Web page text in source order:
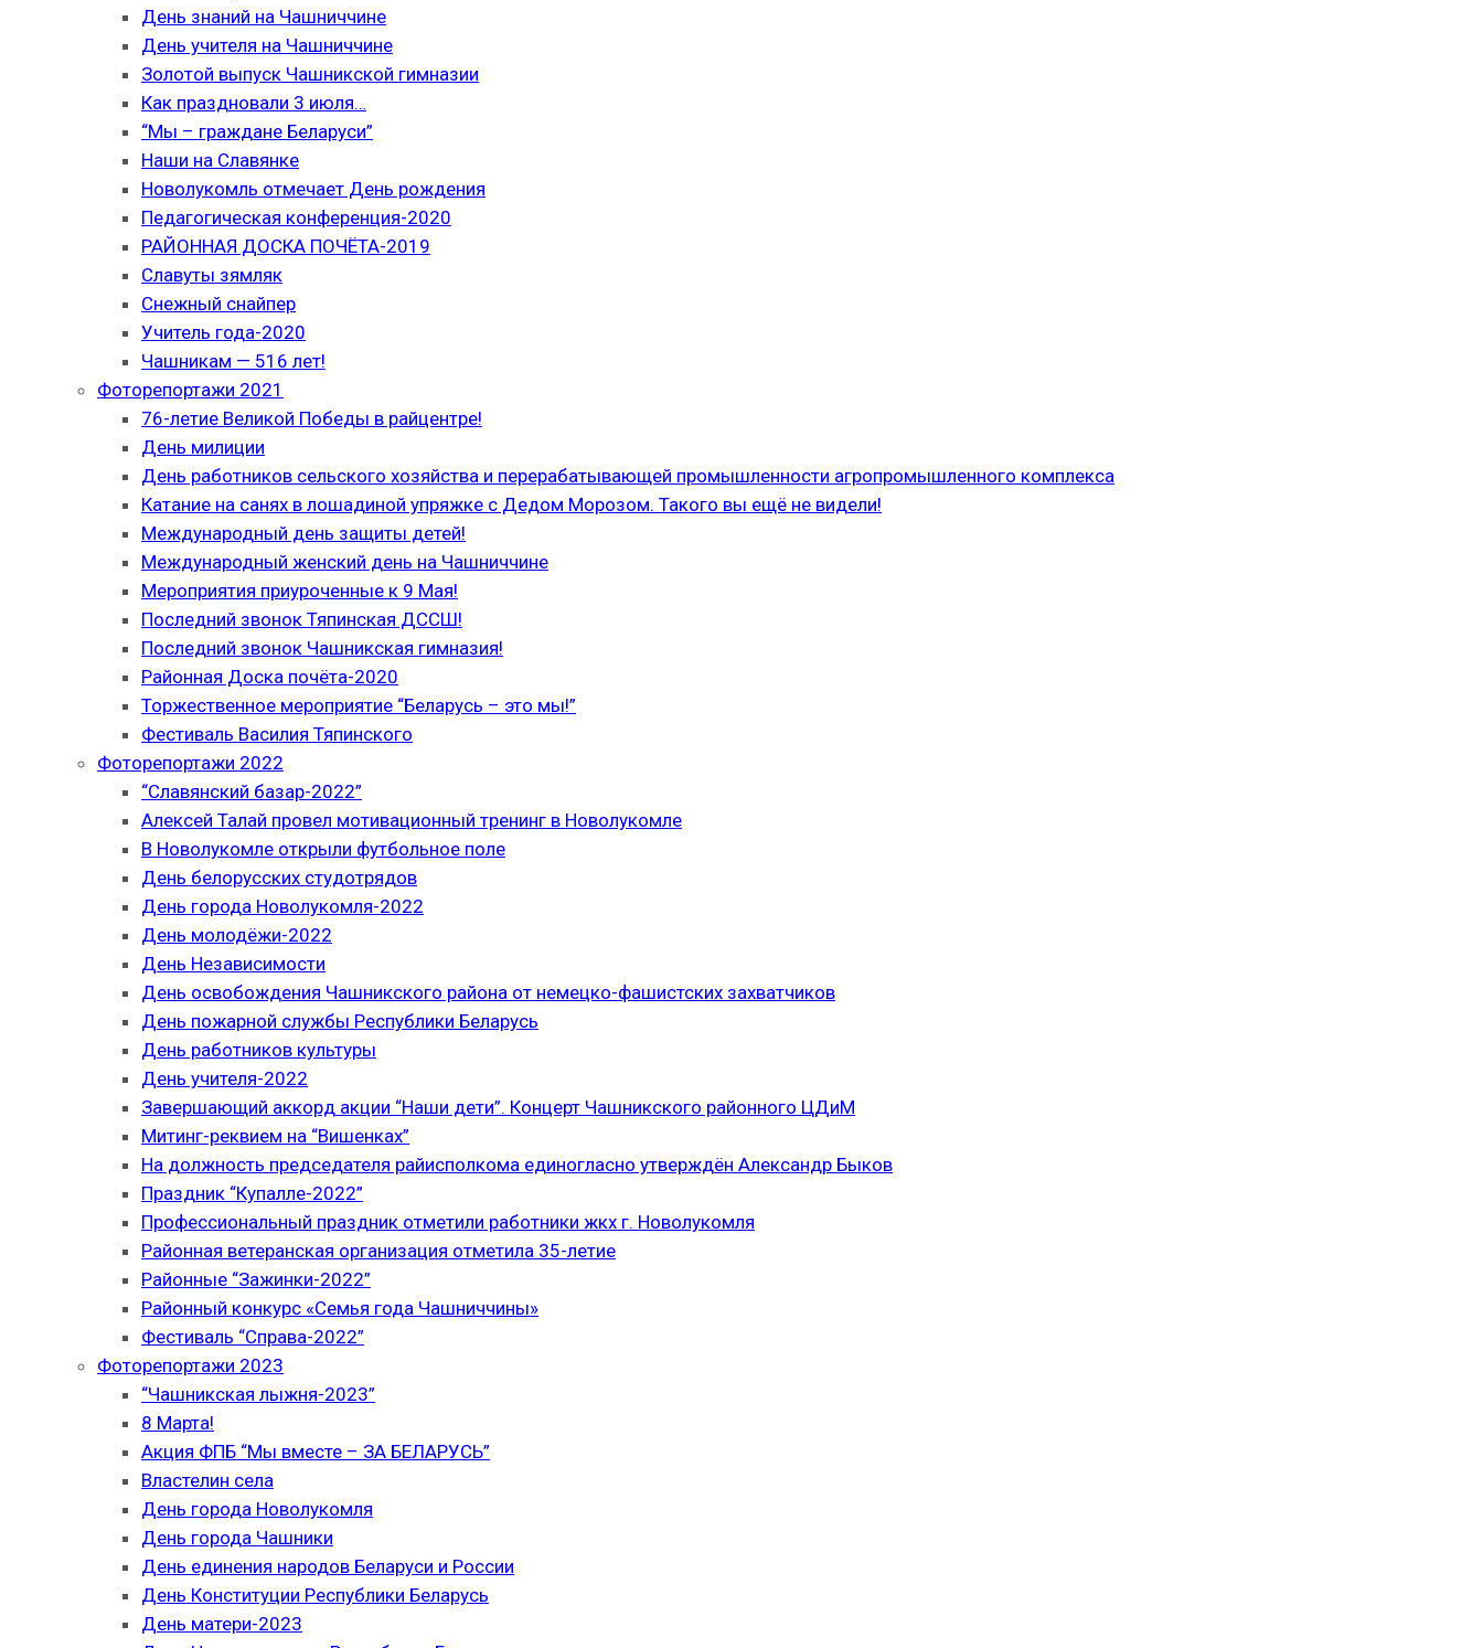
День знаний на Чашниччине
День учителя на Чашниччине
Золотой выпуск Чашникской гимназии
Как праздновали 3 июля…
“Мы – граждане Беларуси”
Наши на Славянке
Новолукомль отмечает День рождения
Педагогическая конференция-2020
РАЙОННАЯ ДОСКА ПОЧЁТА-2019
Славуты зямляк
Снежный снайпер
Учитель года-2020
Чашникам — 516 лет!
Фоторепортажи 2021
76-летие Великой Победы в райцентре!
День милиции
День работников сельского хозяйства и перерабатывающей промышленности агропромышленного комплекса
Катание на санях в лошадиной упряжке с Дедом Морозом. Такого вы ещё не видели!
Международный день защиты детей!
Международный женский день на Чашниччине
Мероприятия приуроченные к 9 Мая!
Последний звонок Тяпинская ДССШ!
Последний звонок Чашникская гимназия!
Районная Доска почёта-2020
Торжественное мероприятие “Беларусь – это мы!”
Фестиваль Василия Тяпинского
Фоторепортажи 2022
“Славянский базар-2022”
Алексей Талай провел мотивационный тренинг в Новолукомле
В Новолукомле открыли футбольное поле
День белорусских студотрядов
День города Новолукомля-2022
День молодёжи-2022
День Независимости
День освобождения Чашникского района от немецко-фашистских захватчиков
День пожарной службы Республики Беларусь
День работников культуры
День учителя-2022
Завершающий аккорд акции “Наши дети”. Концерт Чашникского районного ЦДиМ
Митинг-реквием на “Вишенках”
На должность председателя райисполкома единогласно утверждён Александр Быков
Праздник “Купалле-2022”
Профессиональный праздник отметили работники жкх г. Новолукомля
Районная ветеранская организация отметила 35-летие
Районные “Зажинки-2022”
Районный конкурс «Семья года Чашниччины»
Фестиваль “Справа-2022”
Фоторепортажи 2023
“Чашникская лыжня-2023”
8 Марта!
Акция ФПБ “Мы вместе – ЗА БЕЛАРУСЬ”
Властелин села
День города Новолукомля
День города Чашники
День единения народов Беларуси и России
День Конституции Республики Беларусь
День матери-2023